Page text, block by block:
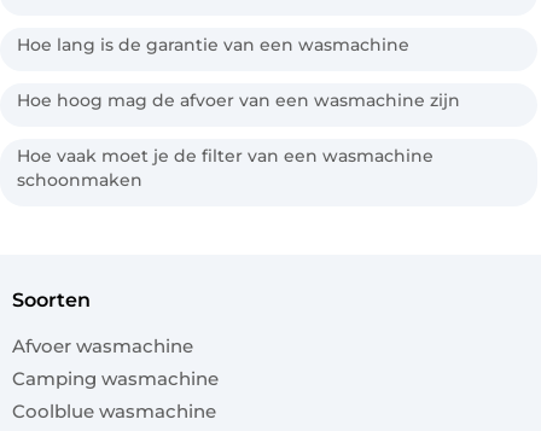
Hoe lang is de garantie van een wasmachine
Hoe hoog mag de afvoer van een wasmachine zijn
Hoe vaak moet je de filter van een wasmachine
schoonmaken
soorten
Afvoer wasmachine
Camping wasmachine
Coolblue wasmachine